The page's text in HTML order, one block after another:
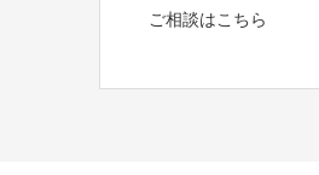
ご相談はこちら